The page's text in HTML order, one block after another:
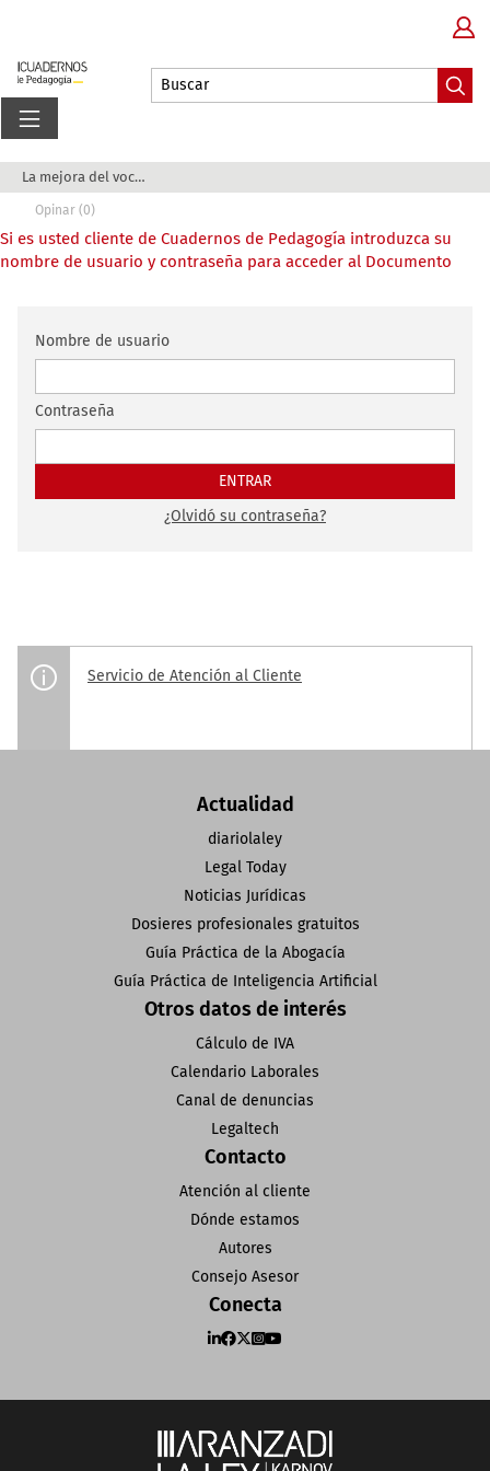
La mejora del vocabulario en Educación Primaria...
Opinar (0)
Si es usted cliente de Cuadernos de Pedagogía introduzca su
nombre de usuario y contraseña para acceder al Documento
Nombre de usuario
Contraseña
¿Olvidó su contraseña?
Servicio de Atención al Cliente
Actualidad
diariolaley
Legal Today
Noticias Jurídicas
Dosieres profesionales gratuitos
Guía Práctica de la Abogacía
Guía Práctica de Inteligencia Artificial
Otros datos de interés
Cálculo de IVA
Calendario Laborales
Canal de denuncias
Legaltech
Contacto
Atención al cliente
Dónde estamos
Autores
Consejo Asesor
Conecta